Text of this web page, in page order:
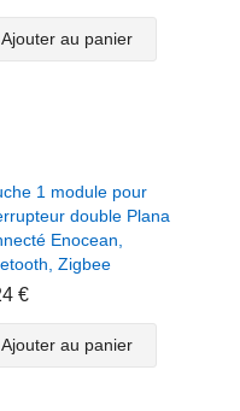
Ajouter au panier
1 module pour
double Plana
Enocean,
Zigbee
€
Ajouter au panier